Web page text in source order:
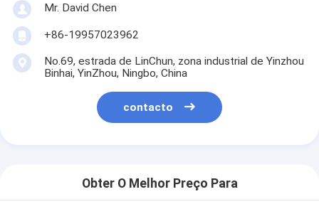
Mr. David Chen
+86-19957023962
No.69, estrada de LinChun, zona industrial de Yinzhou
Binhai, YinZhou, Ningbo, China
contacto
Obter O Melhor Preço Para